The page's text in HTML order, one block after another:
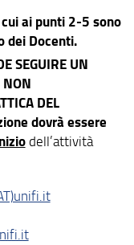
ai punti 2-5 sono
dei Docenti.
SEGUIRE UN
NON
DEL
dovrà essere
dell’attività